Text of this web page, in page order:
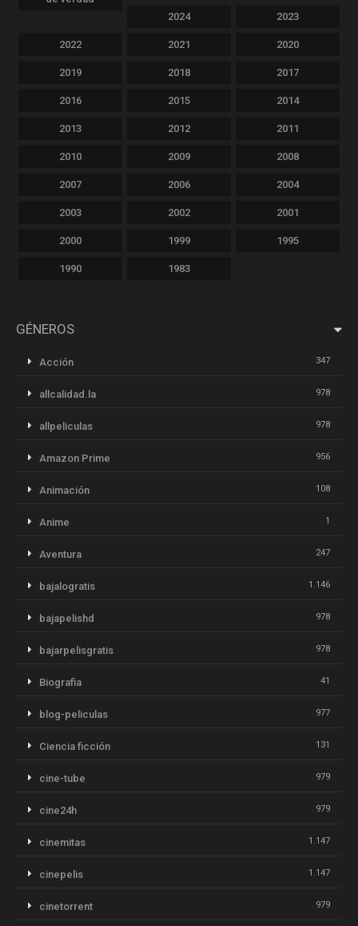
2024 2023
2022 2021 2020
2019 2018 2017
2016 2015 2014
2013 2012 2011
2010 2009 2008
2007 2006 2004
2003 2002 2001
2000 1999 1995
1990 1983
GÉNEROS
Acción 347
allcalidad.la 978
allpeliculas 978
Amazon Prime 956
Animación 108
Anime 1
Aventura 247
bajalogratis 1.146
bajapelishd 978
bajarpelisgratis 978
Biografia 41
blog-peliculas 977
Ciencia ficción 131
cine-tube 979
cine24h 979
cinemitas 1.147
cinepelis 1.147
cinetorrent 979